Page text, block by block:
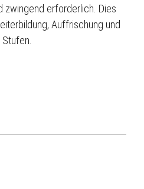
zwingend erforderlich. Dies
Auffrischung und